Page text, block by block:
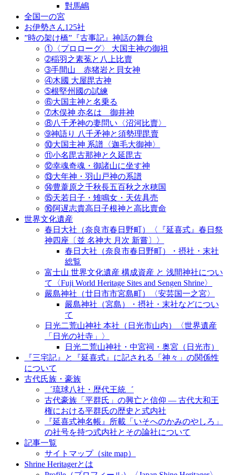
對馬嶋
全国一の宮
お伊勢さん125社
”時の架け橋”『古事記』神話の舞台
①〈プロローグ〉 大国主神の御祖
➁稲羽之素菟と八上比賣
➂手間山 赤猪岩と貝女神
④木國 大屋毘古神
➄根堅州國の試練
⑥大国主神と名乗る
➆木俣神 亦名は 御井神
⑧八千矛神の妻問い〈沼河比賣〉
➈神語り 八千矛神と須勢理毘賣
⑩大国主神 系譜〈迦毛大御神〉
⑪小名毘古那神と久延毘古
⑫幸魂奇魂・御諸山に坐す神
⑬大年神・羽山戸神の系譜
⑭豊葦原之千秋長五百秋之水穂国
⑮天若日子・雉鳴女・天佐具売
⑯阿遅志貴高日子根神と高比賣命
世界文化遺産
春日大社（奈良市春日野町）〈『延喜式』春日祭
神四座〔並 名神大 月次 新嘗〕〉
春日大社（奈良市春日野町）・摂社・末社
総覧
富士山 世界文化遺産 構成資産 と 浅間神社につい
て〈Fuji World Heritage Sites and Sengen Shrine〉
嚴島神社（廿日市市宮島町）〈安芸国一之宮〉
嚴島神社（宮島）・摂社・末社などについ
て
日光二荒山神社 本社（日光市山内）〈世界遺産
「日光の社寺」〉
日光二荒山神社・中宮祠・奥宮（日光市）
『三宅記』と『延喜式』に記される「神々」の関係性
について
古代氏族・豪族
゛琉球八社・歴代王統゛
古代豪族「平群氏」の興亡と信仰 ― 古代大和王
権における平群氏の歴史と式内社
『延喜式神名帳』所載「いそへのかみのやしろ」
の社号を持つ式内社とその論社について
記事一覧
サイトマップ（site map）
Shrine Heritagerとは